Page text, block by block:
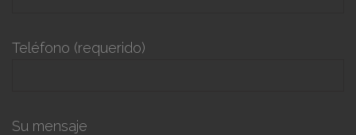
Teléfono (requerido)
Su mensaje